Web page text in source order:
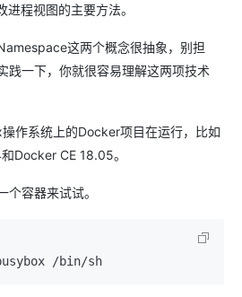
程视图的主要方法。
这两个概念很抽象，别担
践一下，你就很容易理解这两项技术
作系统上的Docker项目在运行，比如
Docker CE 18.05。
容器来试试。
/bin/sh